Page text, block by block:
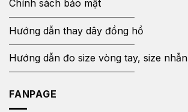
Chính sách bảo mật
Hướng dẫn thay dây đồng hồ
Hướng dẫn đo size vòng tay, size nhẫn
FANPAGE